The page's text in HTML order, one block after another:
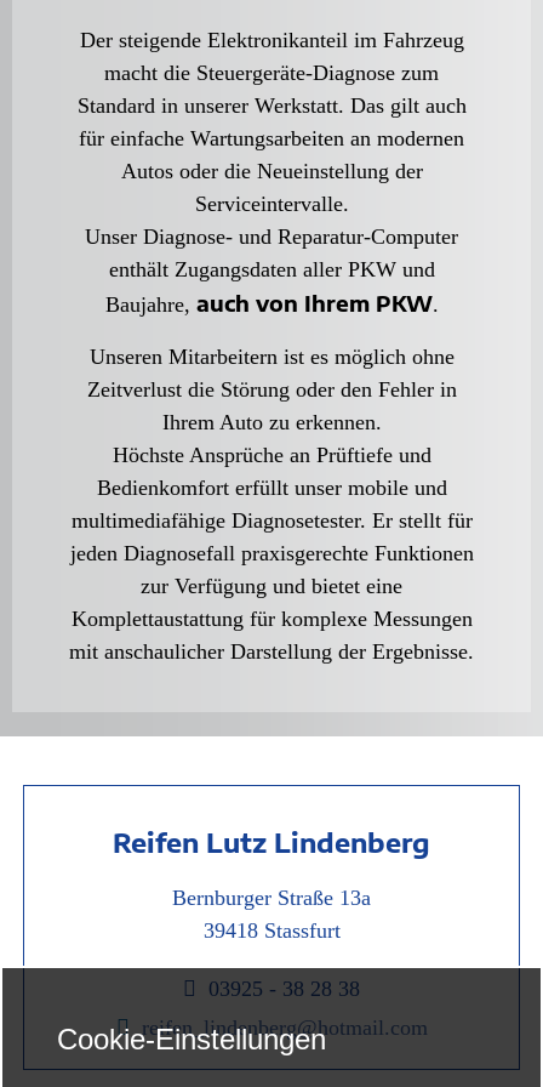
Batterie
Bremsen
HU / AU
Inspektion
Motordiagnosetechnik
Ölwechsel-Service
UNTERNEHMEN
Über uns
Öffnungszeiten
Terminbuchung
FLOTTENKUNDEN
Leasingservice
Führerscheincheck
AKTUELLES
Datenschutz
Der steigende Elektronikanteil im Fahrzeug
macht die Steuergeräte-Diagnose zum
Standard in unserer Werkstatt. Das gilt auch
für einfache Wartungsarbeiten an modernen
Autos oder die Neueinstellung der
Serviceintervalle.
Unser Diagnose- und Reparatur-Computer
enthält Zugangsdaten aller PKW und
Baujahre, auch von Ihrem PKW.
Unseren Mitarbeitern ist es möglich ohne
Zeitverlust die Störung oder den Fehler in
Ihrem Auto zu erkennen.
Höchste Ansprüche an Prüftiefe und
Bedienkomfort erfüllt unser mobile und
multimediafähige Diagnosetester. Er stellt für
jeden Diagnosefall praxisgerechte Funktionen
zur Verfügung und bietet eine
Komplettaustattung für komplexe Messungen
mit anschaulicher Darstellung der Ergebnisse.
Reifen Lutz Lindenberg
Bernburger Straße 13a
39418 Stassfurt

03925 - 38 28 38
 reifen_lindenberg@hotmail.com
Cookie-Einstellungen